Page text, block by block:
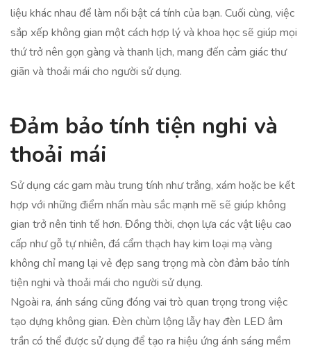
liệu khác nhau để làm nổi bật cá tính của bạn. Cuối cùng, việc
sắp xếp không gian một cách hợp lý và khoa học sẽ giúp mọi
thứ trở nên gọn gàng và thanh lịch, mang đến cảm giác thư
giãn và thoải mái cho người sử dụng.
Đảm bảo tính tiện nghi và
thoải mái
Sử dụng các gam màu trung tính như trắng, xám hoặc be kết
hợp với những điểm nhấn màu sắc mạnh mẽ sẽ giúp không
gian trở nên tinh tế hơn. Đồng thời, chọn lựa các vật liệu cao
cấp như gỗ tự nhiên, đá cẩm thạch hay kim loại mạ vàng
không chỉ mang lại vẻ đẹp sang trọng mà còn đảm bảo tính
tiện nghi và thoải mái cho người sử dụng.
Ngoài ra, ánh sáng cũng đóng vai trò quan trọng trong việc
tạo dựng không gian. Đèn chùm lộng lẫy hay đèn LED âm
trần có thể được sử dụng để tạo ra hiệu ứng ánh sáng mềm